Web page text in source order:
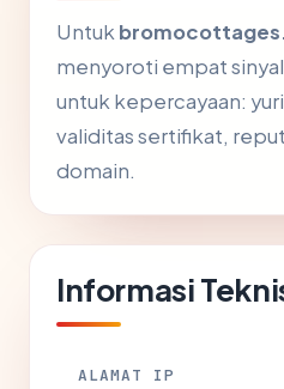
Untuk
menyoroti empat
untuk kepercayaan:
validitas sertifikat,
domain.
Informasi
ALAMAT IP